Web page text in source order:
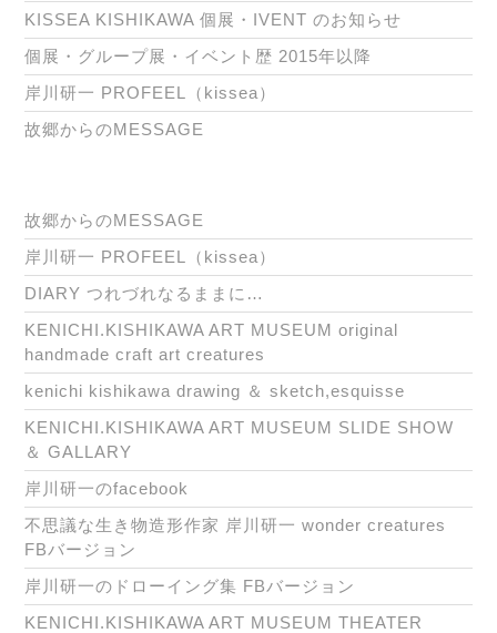
KISSEA KISHIKAWA 個展・IVENT のお知らせ
個展・グループ展・イベント歴 2015年以降
岸川研一 PROFEEL（kissea）
故郷からのMESSAGE
故郷からのMESSAGE
岸川研一 PROFEEL（kissea）
DIARY つれづれなるままに…
KENICHI.KISHIKAWA ART MUSEUM original
handmade craft art creatures
kenichi kishikawa drawing ＆ sketch,esquisse
KENICHI.KISHIKAWA ART MUSEUM SLIDE SHOW
＆ GALLARY
岸川研一のfacebook
不思議な生き物造形作家 岸川研一 wonder creatures
FBバージョン
岸川研一のドローイング集 FBバージョン
KENICHI.KISHIKAWA ART MUSEUM THEATER